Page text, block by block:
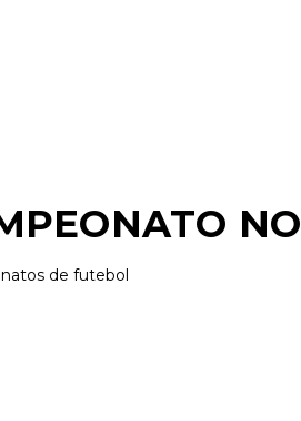
NO
de futebol